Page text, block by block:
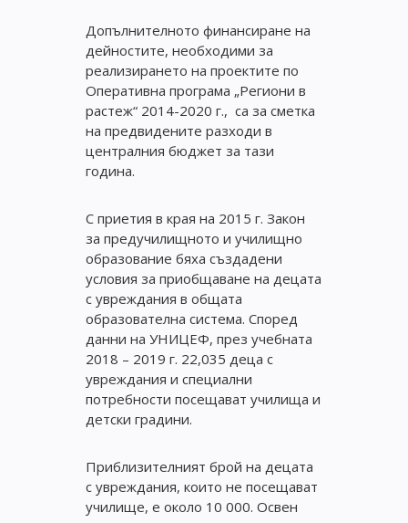
Допълнителното финансиране на
дейностите, необходими за
реализирането на проектите по
Оперативна програма „Региони в
растеж“ 2014-2020 г., са за сметка
на предвидените разходи в
централния бюджет за тази
година.
С приетия в края на 2015 г. Закон
за предучилищното и училищно
образование бяха създадени
условия за приобщаване на децата
с увреждания в общата
образователна система. Според
данни на УНИЦЕФ, през учебната
2018 – 2019 г. 22,035 деца с
увреждания и специални
потребности посещават училища и
детски градини.
Приблизителният брой на децата
с увреждания, които не посещават
училище, е около 10 000. Освен